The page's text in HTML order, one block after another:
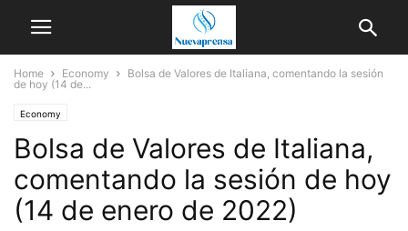
Home Economy
Bolsa de Valores de Italiana, comentando la sesión
de hoy (14 de...
Economy
Bolsa de Valores de Italiana,
comentando la sesión de hoy
(14 de enero de 2022)